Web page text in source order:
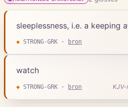
sleeplessness, i.e. a keeping
◆ STRONG-GRK · bron
watch
◆ STRONG-GRK · bron KJV-